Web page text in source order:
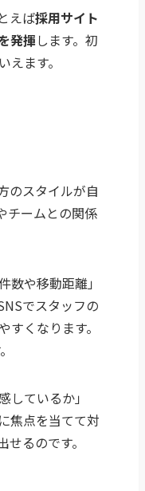
えば採用サイト
発揮します。初
ます。
のスタイルが自
チームとの関係
や移動距離」
でスタッフの
くなります。
ているか」
焦点を当てて対
るのです。